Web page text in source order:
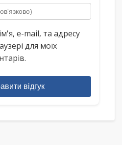
e-mail, та адресу
для моїх
відгук